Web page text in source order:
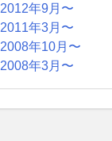
2012年9月〜
2011年3月〜
2008年10月〜
2008年3月〜